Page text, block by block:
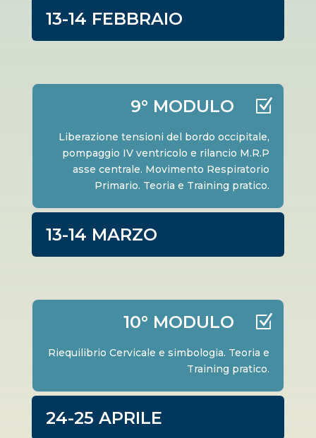
13-14 FEBBRAIO
9° MODULO
Liberazione tensioni del bordo occipitale,
pompaggio IV ventricolo e rilancio M.R.P
asse centrale. Movimento Respiratorio
Primario. Teoria e Training pratico.
13-14 MARZO
10° MODULO
Riequilibrio Cervicale e simbologia. Teoria e
Training pratico.
24-25 APRILE